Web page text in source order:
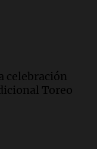
hasta
que
celebración
Toreo